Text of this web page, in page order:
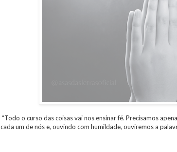
“Todo o curso das coisas vai nos ensinar fé. Precisamos
cada um de nós e, ouvindo com humildade, ouviremos a